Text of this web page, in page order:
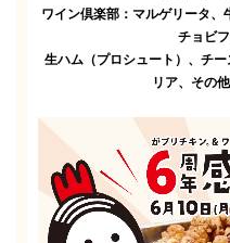
ワイン倶楽部：マルゲリータ
チョビ
生ハム（プロシュート）、チ
リア、その